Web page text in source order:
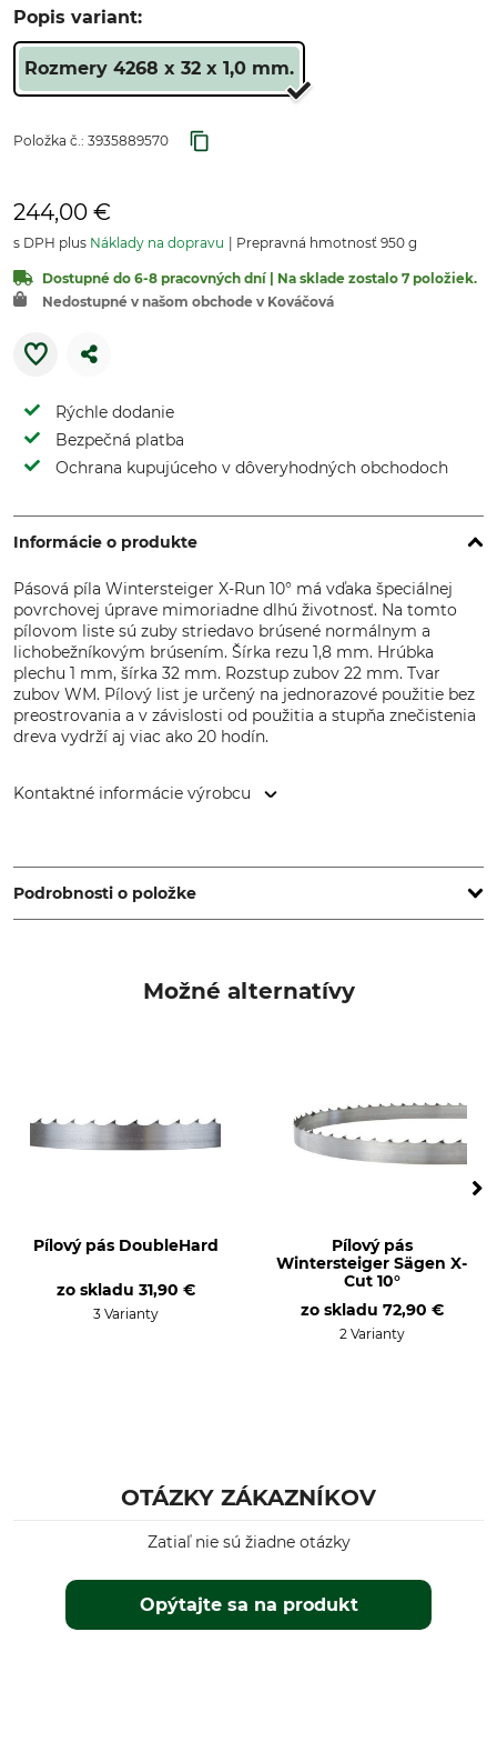
Popis variant:
Rozmery 4268 x 32 x 1,0 mm.
Položka č.: 3935889570
244,00 €
s DPH plus Náklady na dopravu Prepravná hmotnosť 950 g
Dostupné do 6-8 pracovných dní | Na sklade zostalo 7 položiek.
Nedostupné v našom obchode v Kováčová
Rýchle dodanie
Bezpečná platba
Ochrana kupujúceho v dôveryhodných obchodoch
Informácie o produkte
Pásová píla Wintersteiger X-Run 10° má vďaka špeciálnej
povrchovej úprave mimoriadne dlhú životnosť. Na tomto
pílovom liste sú zuby striedavo brúsené normálnym a
lichobežníkovým brúsením. Šírka rezu 1,8 mm. Hrúbka
plechu 1 mm, šírka 32 mm. Rozstup zubov 22 mm. Tvar
zubov WM. Pílový list je určený na jednorazové použitie bez
preostrovania a v závislosti od použitia a stupňa znečistenia
dreva vydrží aj viac ako 20 hodín.
Kontaktné informácie výrobcu
im Innkreis, Austria, www.wintersteiger.com
Podrobnosti o položke
Možné alternatívy
Pílový pás DoubleHard
zo skladu 31,90 €
3 Varianty
Pílový pás
Wintersteiger Sägen X-
Cut 10°
zo skladu 72,90 €
2 Varianty
OTÁZKY ZÁKAZNÍKOV
Opýtajte sa na produkt
Zatiaľ nie sú žiadne otázky